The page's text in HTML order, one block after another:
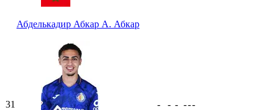
Абделькадир Абкар А. Абкар
31 - - - ---